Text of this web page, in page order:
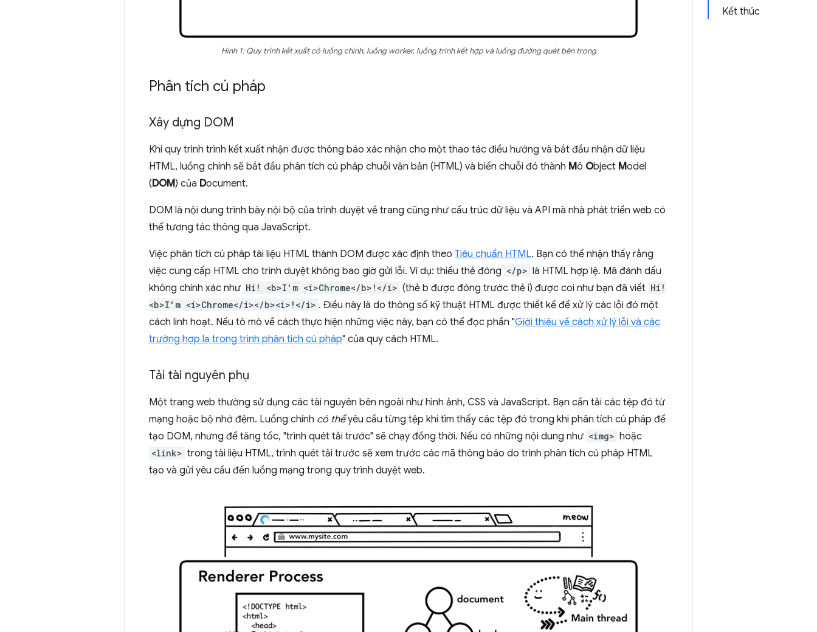
Kết thúc
Hình 1: Quy trình kết xuất có luồng chính, luồng worker, luồng trình kết hợp và luồng đường quét bên trong
Phân tích cú pháp
Xây dựng DOM
Khi quy trình trình kết xuất nhận được thông báo xác nhận cho một thao tác điều hướng và bắt đầu nhận dữ liệu
HTML, luồng chính sẽ bắt đầu phân tích cú pháp chuỗi văn bản (HTML) và biến chuỗi đó thành Mô Object Model
(DOM) của Document.
DOM là nội dung trình bày nội bộ của trình duyệt về trang cũng như cấu trúc dữ liệu và API mà nhà phát triển web có
thể tương tác thông qua JavaScript.
Việc phân tích cú pháp tài liệu HTML thành DOM được xác định theo Tiêu chuẩn HTML. Bạn có thể nhận thấy rằng
việc cung cấp HTML cho trình duyệt không bao giờ gửi lỗi. Ví dụ: thiếu thẻ đóng </p> là HTML hợp lệ. Mã đánh dấu
không chính xác như Hi! <b>I'm <i>Chrome</b>!</i> (thẻ b được đóng trước thẻ i) được coi như bạn đã viết Hi!
<b>I'm <i>Chrome</i></b><i>!</i> . Điều này là do thông số kỹ thuật HTML được thiết kế để xử lý các lỗi đó một
cách linh hoạt. Nếu tò mò về cách thực hiện những việc này, bạn có thể đọc phần "Giới thiệu về cách xử lý lỗi và các
trường hợp lạ trong trình phân tích cú pháp" của quy cách HTML.
Tải tài nguyên phụ
Một trang web thường sử dụng các tài nguyên bên ngoài như hình ảnh, CSS và JavaScript. Bạn cần tải các tệp đó từ
mạng hoặc bộ nhớ đệm. Luồng chính có thểyêu cầu từng tệp khi tìm thấy các tệp đó trong khi phân tích cú pháp để
tạo DOM, nhưng để tăng tốc, "trình quét tải trước" sẽ chạy đồng thời. Nếu có những nội dung như <img> hoặc
<link> trong tài liệu HTML, trình quét tải trước sẽ xem trước các mã thông báo do trình phân tích cú pháp HTML
tạo và gửi yêu cầu đến luồng mạng trong quy trình duyệt web.